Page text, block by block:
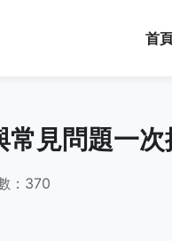
首
見問題一次
：370